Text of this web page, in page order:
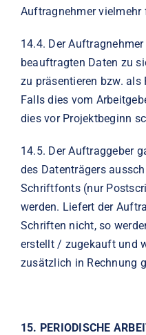
Auftragnehmer vielmehr
14.4. Der
beauftragten Daten zu
zu präsentieren bzw. als
Falls dies vom
dies vor Projektbeginn
14.5. Der Auftraggeber
des Datenträgers
Schriftfonts (nur
werden. Liefert der
Schriften nicht, so
erstellt / zugekauft und
zusätzlich in Rechnung
15. PERIODISCHE